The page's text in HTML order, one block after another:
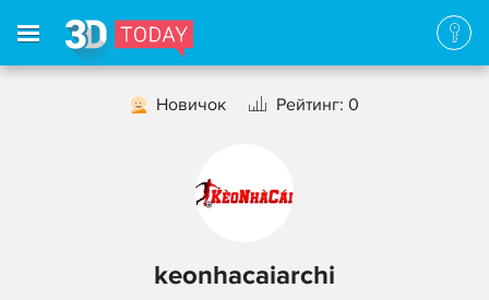
Новичок Рейтинг: 0
keonhacaiarchi